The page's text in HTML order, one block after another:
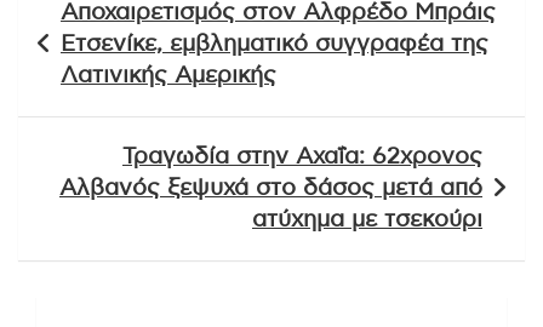
άρθρων
Αποχαιρετισμός στον Αλφρέδο Μπράις
Ετσενίκε, εμβληματικό συγγραφέα της
Λατινικής Αμερικής
Τραγωδία στην Αχαΐα: 62χρονος
Αλβανός ξεψυχά στο δάσος μετά από
ατύχημα με τσεκούρι